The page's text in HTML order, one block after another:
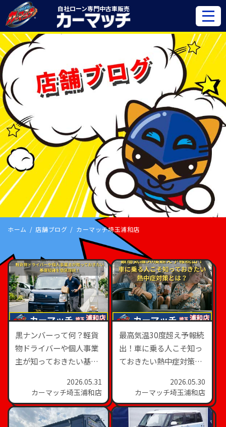
自社ローン専門中古車販売
ホーム 店舗ブログ カーマッチ埼玉浦和店
黒ナンバーって何？軽貨
物ドライバーや個人事業
主が知っておきたい基礎
2026.05.31
カーマッチ埼玉浦和店
最高気温30度超え予報続
出！車に乗る人こそ知っ
ておきたい熱中症対策と
2026.05.30
カーマッチ埼玉浦和店